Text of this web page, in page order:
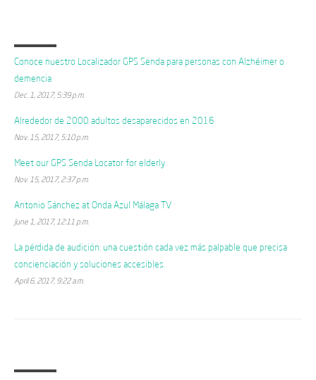
Conoce nuestro Localizador GPS Senda para personas con Alzhéimer o
demencia
Dec. 1, 2017, 5:39 p.m.
Alrededor de 2000 adultos desaparecidos en 2016
Nov. 15, 2017, 5:10 p.m.
Meet our GPS Senda Locator for elderly
Nov. 15, 2017, 2:37 p.m.
Antonio Sánchez at Onda Azul Málaga TV
June 1, 2017, 12:11 p.m.
La pérdida de audición: una cuestión cada vez más palpable que precisa
concienciación y soluciones accesibles.
April 6, 2017, 9:22 a.m.